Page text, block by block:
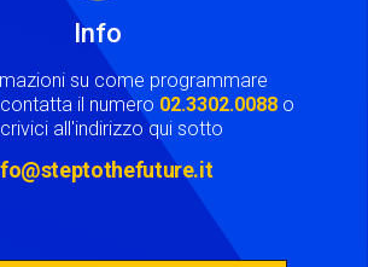
Info
su come programmare
il numero 02.3302.0088 o
all'indirizzo qui sotto